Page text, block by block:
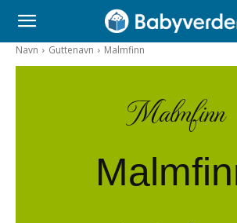
Navn Guttenavn Malmfinn
Malmfinn